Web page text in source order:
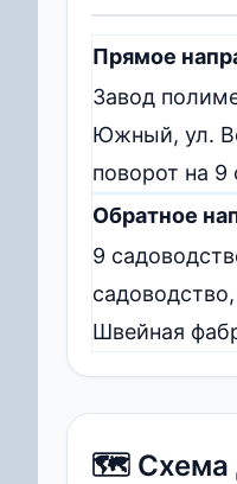
Прямое
Завод
Южный, ул.
поворот на 9
Обратное
9
Швейная
🗺️ Схема